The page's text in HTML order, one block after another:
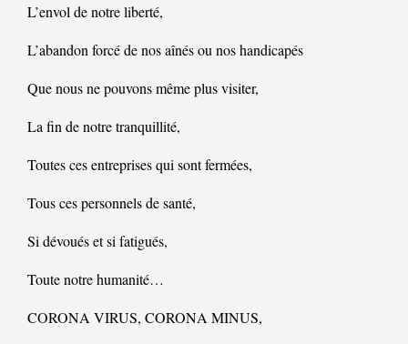
L’envol de notre liberté,
L’abandon forcé de nos aînés ou nos handicapés
Que nous ne pouvons même plus visiter,
La fin de notre tranquillité,
Toutes ces entreprises qui sont fermées,
Tous ces personnels de santé,
Si dévoués et si fatigués,
Toute notre humanité…
CORONA VIRUS, CORONA MINUS,